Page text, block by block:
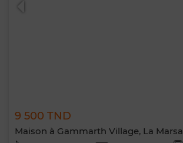
9 500 TND
Maison à Gammarth Village, La Marsa